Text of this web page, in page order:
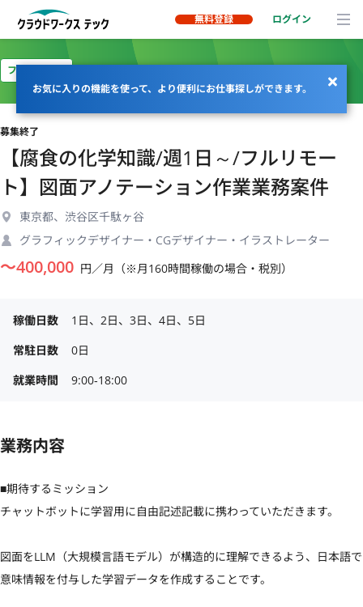
無料登録 ログイン
お気に入りの機能を使って、より便利にお仕事探しができます。
フルリモート
募集終了
【腐食の化学知識/週1日～/フルリモー
ト】図面アノテーション作業業務案件
東京都、渋谷区千駄ヶ谷
グラフィックデザイナー・CGデザイナー・イラストレーター
〜400,000 円／月（※月160時間稼働の場合・税別）
稼働日数
1日、2日、3日、4日、5日
常駐日数
0日
就業時間
9:00‐18:00
業務内容
■期待するミッション
チャットボットに学習用に自由記述記載に携わっていただきます。
図面をLLM（大規模言語モデル）が構造的に理解できるよう、日本語で
意味情報を付与した学習データを作成することです。